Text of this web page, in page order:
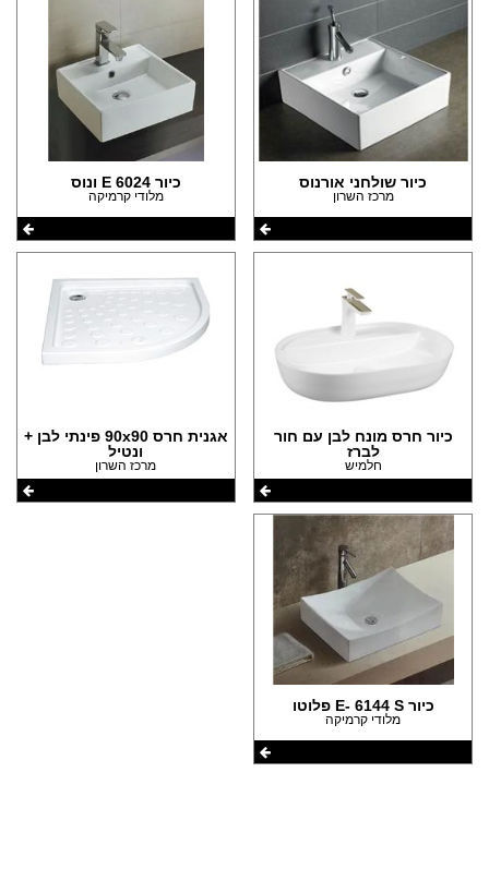
כיור שולחני אורנוס
מרכז השרון
כיור E 6024 ונוס
מלודי קרמיקה
כיור חרס מונח לבן עם חור
לברז
חלמיש
אגנית חרס 90x90 פינתי לבן +
ונטיל
מרכז השרון
כיור E- 6144 S פלוטו
מלודי קרמיקה